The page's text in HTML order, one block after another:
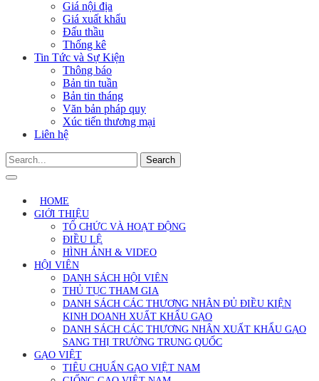
Giá nội địa
Giá xuất khẩu
Đấu thầu
Thống kê
Tin Tức và Sự Kiện
Thông báo
Bản tin tuần
Bản tin tháng
Văn bản pháp quy
Xúc tiến thương mại
Liên hệ
Search
HOME
GIỚI THIỆU
TỔ CHỨC VÀ HOẠT ĐỘNG
ĐIỀU LỆ
HÌNH ẢNH & VIDEO
HỘI VIÊN
DANH SÁCH HỘI VIÊN
THỦ TỤC THAM GIA
DANH SÁCH CÁC THƯƠNG NHÂN ĐỦ ĐIỀU KIỆN
KINH DOANH XUẤT KHẨU GẠO
DANH SÁCH CÁC THƯƠNG NHÂN XUẤT KHẨU GẠO
SANG THỊ TRƯỜNG TRUNG QUỐC
GẠO VIỆT
TIÊU CHUẨN GẠO VIỆT NAM